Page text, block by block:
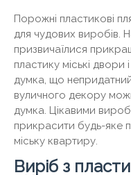
Порожні пластикові
для чудових виробів.
призвичаїлися
пластику міські двори
думка, що
вуличного декору
думка. Цікавими
прикрасити будь-яке
міську квартиру.
Виріб з